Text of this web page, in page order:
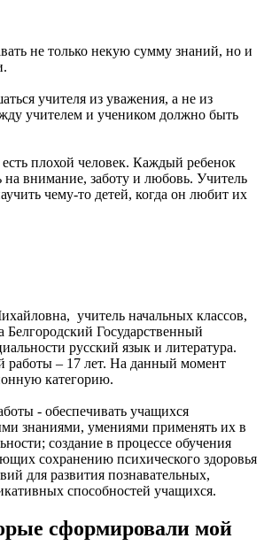
не только некую сумму знаний, но и
учителя из уважения, а не из
учителем и учеником должно быть
плохой человек. Каждый ребенок
на внимание, заботу и любовь. Учитель
чему-то детей, когда он любит их
учитель начальных классов,
Белгородский Государственный
русский язык и литература.
работы – 17 лет. На данный момент
категорию.
- обеспечивать учащихся
знаниями, умениями применять их в
создание в процессе обучения
сохранению психического здоровья
для развития познавательных,
способностей учащихся.
сформировали мой